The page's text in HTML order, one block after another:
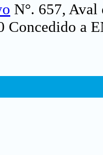
N°. 657, Aval
Concedido a